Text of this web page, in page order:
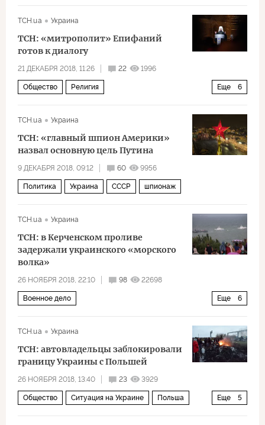
Анатолий Гриценко
Юрий Бойко Президентские выборы
социологический опрос
Выборы на Украине — 2019
ТСН.ua Украина
ТСН: «митрополит» Епифаний
готов к диалогу
21 ДЕКАБРЯ 2018, 11:26 22 1996
Еще 6
Общество Религия
"митрополит" Епифаний
православие
ТСН.ua Украина
ТСН: «главный шпион Америки»
назвал основную цель Путина
9 ДЕКАБРЯ 2018, 09:12 60 9956
Политика Украина СССР шпионаж
ТСН.ua Украина
ТСН: в Керченском проливе
задержали украинского «морского
волка»
26 НОЯБРЯ 2018, 22:10 98 22698
Еще 6
Военное дело
ВМФ РФ
ВМС Украины
ТСН.ua Украина
ТСН: автовладельцы заблокировали
границу Украины с Польшей
26 НОЯБРЯ 2018, 13:40 23 3929
Еще 5
Общество Ситуация на Украине Польша